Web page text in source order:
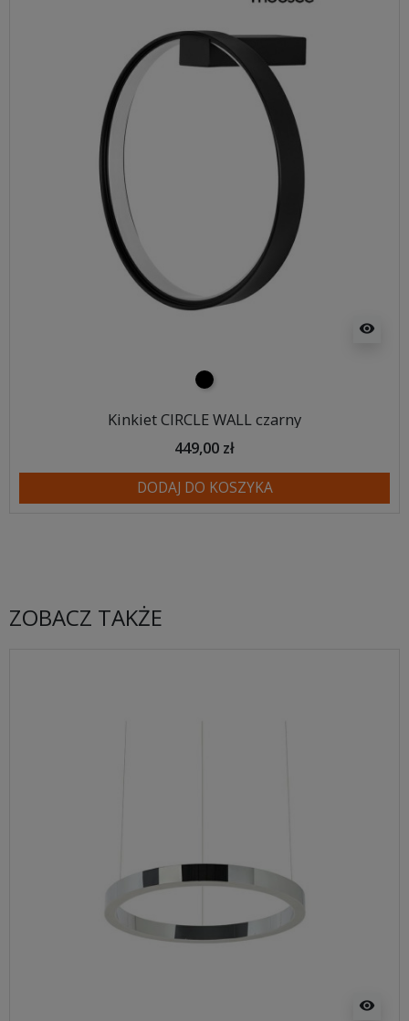
visibility
czarny
Kinkiet CIRCLE WALL czarny
449,00 zł
DODAJ DO KOSZYKA
ZOBACZ TAKŻE
visibility